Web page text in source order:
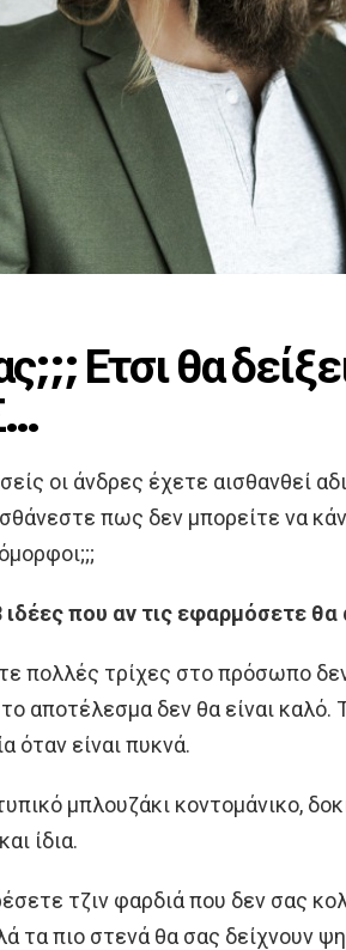
Ετσι θα
οι άνδρες έχετε αισθανθεί
πως δεν μπορείτε να
ιδέες που αν τις εφαρμόσετε
πολλές τρίχες στο πρόσωπο
αποτέλεσμα δεν θα είναι καλό.
όταν είναι πυκνά.
μπλουζάκι κοντομάνικο,
ίδια.
τζιν φαρδιά που δεν σας
τα πιο στενά θα σας δείχνουν